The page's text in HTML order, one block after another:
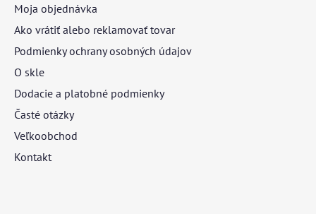
Moja objednávka
Ako vrátiť alebo reklamovať tovar
Podmienky ochrany osobných údajov
O skle
Dodacie a platobné podmienky
Časté otázky
Veľkoobchod
Kontakt